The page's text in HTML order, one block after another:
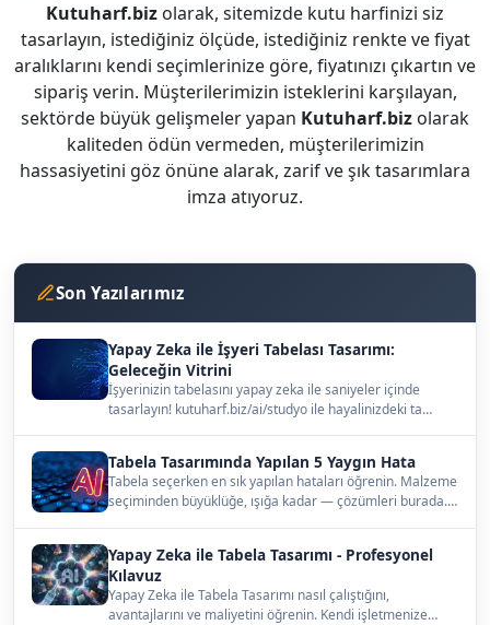
Kutuharf.biz olarak, sitemizde kutu harfinizi siz
tasarlayın, istediğiniz ölçüde, istediğiniz renkte ve fiyat
aralıklarını kendi seçimlerinize göre, fiyatınızı çıkartın ve
sipariş verin. Müşterilerimizin isteklerini karşılayan,
sektörde büyük gelişmeler yapan Kutuharf.biz olarak
kaliteden ödün vermeden, müşterilerimizin
hassasiyetini göz önüne alarak, zarif ve şık tasarımlara
imza atıyoruz.
Son Yazılarımız
Yapay Zeka ile İşyeri Tabelası Tasarımı:
Geleceğin Vitrini
İşyerinizin tabelasını yapay zeka ile saniyeler içinde
tasarlayın! kutuharf.biz/ai/studyo ile hayalinizdeki ta…
Tabela Tasarımında Yapılan 5 Yaygın Hata
Tabela seçerken en sık yapılan hataları öğrenin. Malzeme
seçiminden büyüklüğe, ışığa kadar — çözümleri burada.…
Yapay Zeka ile Tabela Tasarımı - Profesyonel
Kılavuz
Yapay Zeka ile Tabela Tasarımı nasıl çalıştığını,
avantajlarını ve maliyetini öğrenin. Kendi işletmenize